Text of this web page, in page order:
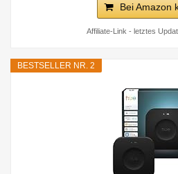
Bei Amazon
Affiliate-Link - letztes
BESTSELLER NR. 2